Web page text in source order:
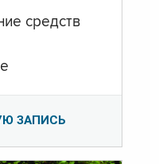
средств
ЗАПИСЬ